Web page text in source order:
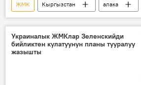
ЖМК Кыргызстан
алака
Тажикстан
Аскат Алагозов
Украиналык ЖМКлар Зеленскийди
бийликтен кулатуунун планы тууралуу
жазышты